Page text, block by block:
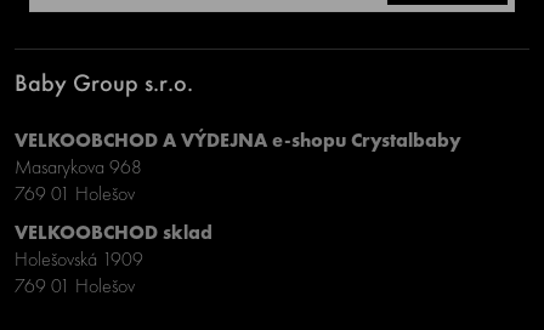
Baby Group s.r.o.
VELKOOBCHOD A VÝDEJNA e-shopu Crystalbaby
Masarykova 968
769 01 Holešov
VELKOOBCHOD sklad
Holešovská 1909
769 01 Holešov